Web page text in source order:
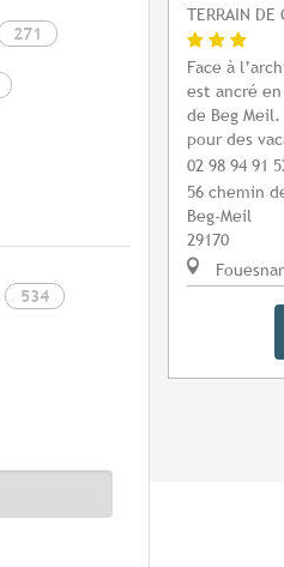
271
534
TERRAIN DE
Face à
est ancré
de Beg
pour des
02 98 94 91
56 chemin
Beg-Meil
29170